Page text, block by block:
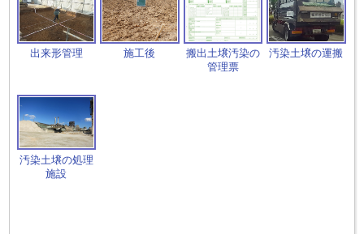
出来形管理 施工後
搬出土壌汚染の
管理票
汚染土壌の運搬
汚染土壌の処理
施設